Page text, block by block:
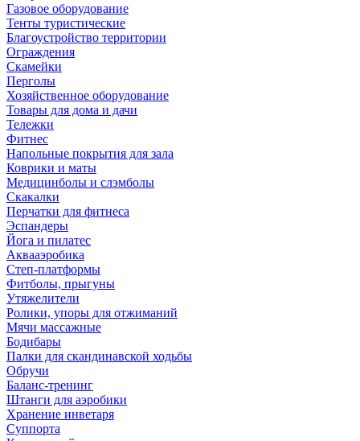
Газовое оборудование
Тенты туристические
Благоустройство территории
Ограждения
Скамейки
Перголы
Хозяйственное оборудование
Товары для дома и дачи
Тележки
Фитнес
Напольные покрытия для зала
Коврики и маты
Медицинболы и слэмболы
Скакалки
Перчатки для фитнеса
Эспандеры
Йога и пилатес
Аквааэробика
Степ-платформы
Фитболы, прыгуны
Утяжелители
Ролики, упоры для отжиманий
Мячи массажные
Бодибары
Палки для скандинавской ходьбы
Обручи
Баланс-тренинг
Штанги для аэробики
Хранение инветаря
Суппорта